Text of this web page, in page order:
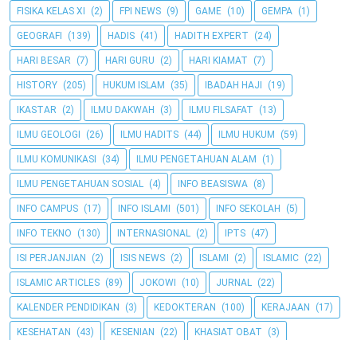
FISIKA KELAS XI (2) FPI NEWS (9) GAME (10) GEMPA (1)
GEOGRAFI (139) HADIS (41) HADITH EXPERT (24)
HARI BESAR (7) HARI GURU (2) HARI KIAMAT (7)
HISTORY (205) HUKUM ISLAM (35) IBADAH HAJI (19)
IKASTAR (2) ILMU DAKWAH (3) ILMU FILSAFAT (13)
ILMU GEOLOGI (26) ILMU HADITS (44) ILMU HUKUM (59)
ILMU KOMUNIKASI (34) ILMU PENGETAHUAN ALAM (1)
ILMU PENGETAHUAN SOSIAL (4) INFO BEASISWA (8)
INFO CAMPUS (17) INFO ISLAMI (501) INFO SEKOLAH (5)
INFO TEKNO (130) INTERNASIONAL (2) IPTS (47)
ISI PERJANJIAN (2) ISIS NEWS (2) ISLAMI (2) ISLAMIC (22)
ISLAMIC ARTICLES (89) JOKOWI (10) JURNAL (22)
KALENDER PENDIDIKAN (3) KEDOKTERAN (100) KERAJAAN (17)
KESEHATAN (43) KESENIAN (22) KHASIAT OBAT (3)